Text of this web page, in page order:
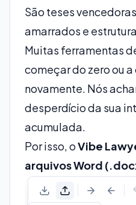
São teses
amarrados e
Muitas ferramentas
começar do zero ou
novamente. Nós
desperdício da sua
acumulada.
Por isso, oVibe
arquivos Word